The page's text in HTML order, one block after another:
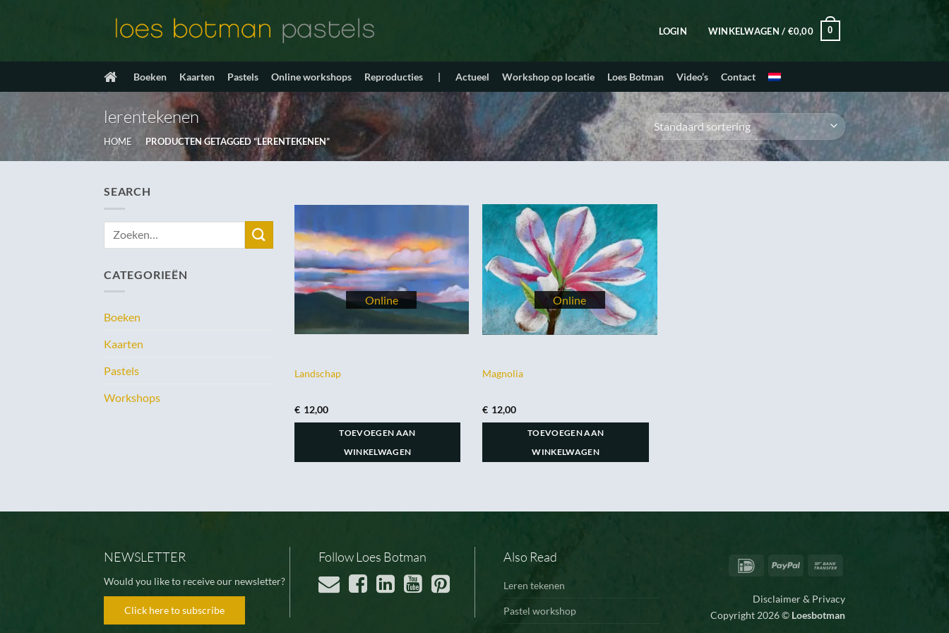
LOGIN WINKELWAGEN / €0,00 0
Boeken Kaarten Pastels Online workshops Reproducties | Actueel Workshop op locatie Loes Botman Video’s Contact
lerentekenen
HOME / PRODUCTEN GETAGGED “LERENTEKENEN”
SEARCH
Zoeken
CATEGORIEËN
Boeken
Kaarten
Pastels
Workshops
Landschap
€ 12,00
TOEVOEGEN AAN
WINKELWAGEN
Magnolia
€ 12,00
TOEVOEGEN AAN
WINKELWAGEN
NEWSLETTER
Would you like to receive our newsletter?
Click here to subscribe
Follow Loes Botman Also Read
Leren tekenen
Pastel workshop
IDeal PayPal
Disclaimer & Privacy
Copyright 2026 © Loesbotman